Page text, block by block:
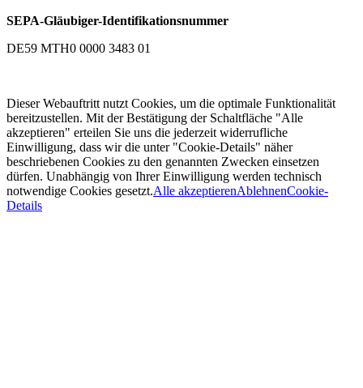
SEPA-Gläubiger-Identifikationsnummer
DE59 MTH0 0000 3483 01
Dieser Webauftritt nutzt Cookies, um die optimale Funktionalität
bereitzustellen. Mit der Bestätigung der Schaltfläche "Alle
akzeptieren" erteilen Sie uns die jederzeit widerrufliche
Einwilligung, dass wir die unter "Cookie-Details" näher
beschriebenen Cookies zu den genannten Zwecken einsetzen
dürfen. Unabhängig von Ihrer Einwilligung werden technisch
notwendige Cookies gesetzt.Alle akzeptierenAblehnenCookie-
Details